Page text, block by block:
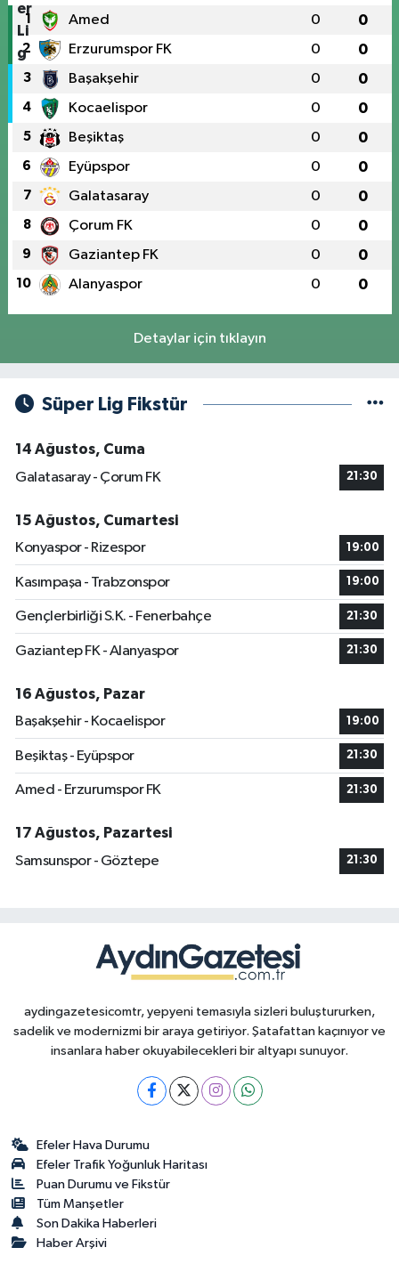
1 Amed 0 0
2 Erzurumspor FK 0 0
3 Başakşehir 0 0
4 Kocaelispor 0 0
5 Beşiktaş 0 0
6 Eyüpspor 0 0
7 Galatasaray 0 0
8 Çorum FK 0 0
9 Gaziantep FK 0 0
10 Alanyaspor 0 0
Detaylar için tıklayın
Süper Lig Fikstür
14 Ağustos, Cuma
Galatasaray - Çorum FK
21:30
15 Ağustos, Cumartesi
Konyaspor - Rizespor
19:00
Kasımpaşa - Trabzonspor 19:00
Gençlerbirliği S.K. - Fenerbahçe 21:30
Gaziantep FK - Alanyaspor 21:30
16 Ağustos, Pazar
Başakşehir - Kocaelispor
19:00
Beşiktaş - Eyüpspor 21:30
Amed - Erzurumspor FK 21:30
17 Ağustos, Pazartesi
Samsunspor - Göztepe
21:30
aydingazetesicomtr, yepyeni temasıyla sizleri buluştururken,
sadelik ve modernizmi bir araya getiriyor. Şatafattan kaçınıyor ve
insanlara haber okuyabilecekleri bir altyapı sunuyor.
Efeler Hava Durumu
Efeler Trafik Yoğunluk Haritası
Puan Durumu ve Fikstür
Tüm Manşetler
Son Dakika Haberleri
Haber Arşivi